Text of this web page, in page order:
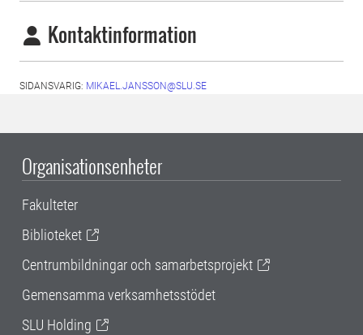
Kontaktinformation
SIDANSVARIG: MIKAEL.JANSSON@SLU.SE
Organisationsenheter
Fakulteter
Biblioteket
Centrumbildningar och samarbetsprojekt
Gemensamma verksamhetsstödet
SLU Holding